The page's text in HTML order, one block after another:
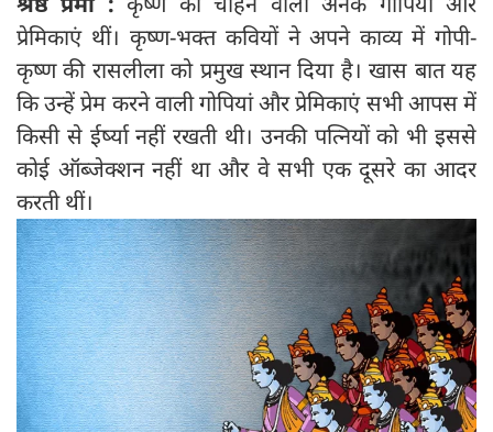
प्रेमिकाएं थीं। कृष्ण-भक्त कवियों ने अपने काव्य में गोपी-
कृष्ण की रासलीला को प्रमुख स्थान दिया है। खास बात यह
कि उन्हें प्रेम करने वाली गोपियां और प्रेमिकाएं सभी आपस में
किसी से ईर्ष्या नहीं रखती थी। उनकी पत्नियों को भी इससे
कोई ऑब्जेक्शन नहीं था और वे सभी एक दूसरे का आदर
करती थीं।